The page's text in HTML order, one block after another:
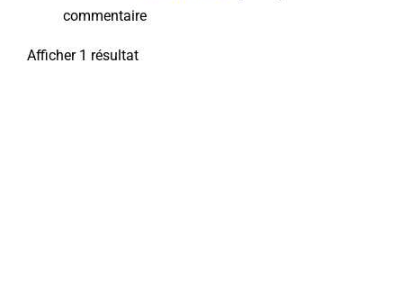
commentaire
Afficher 1 résultat